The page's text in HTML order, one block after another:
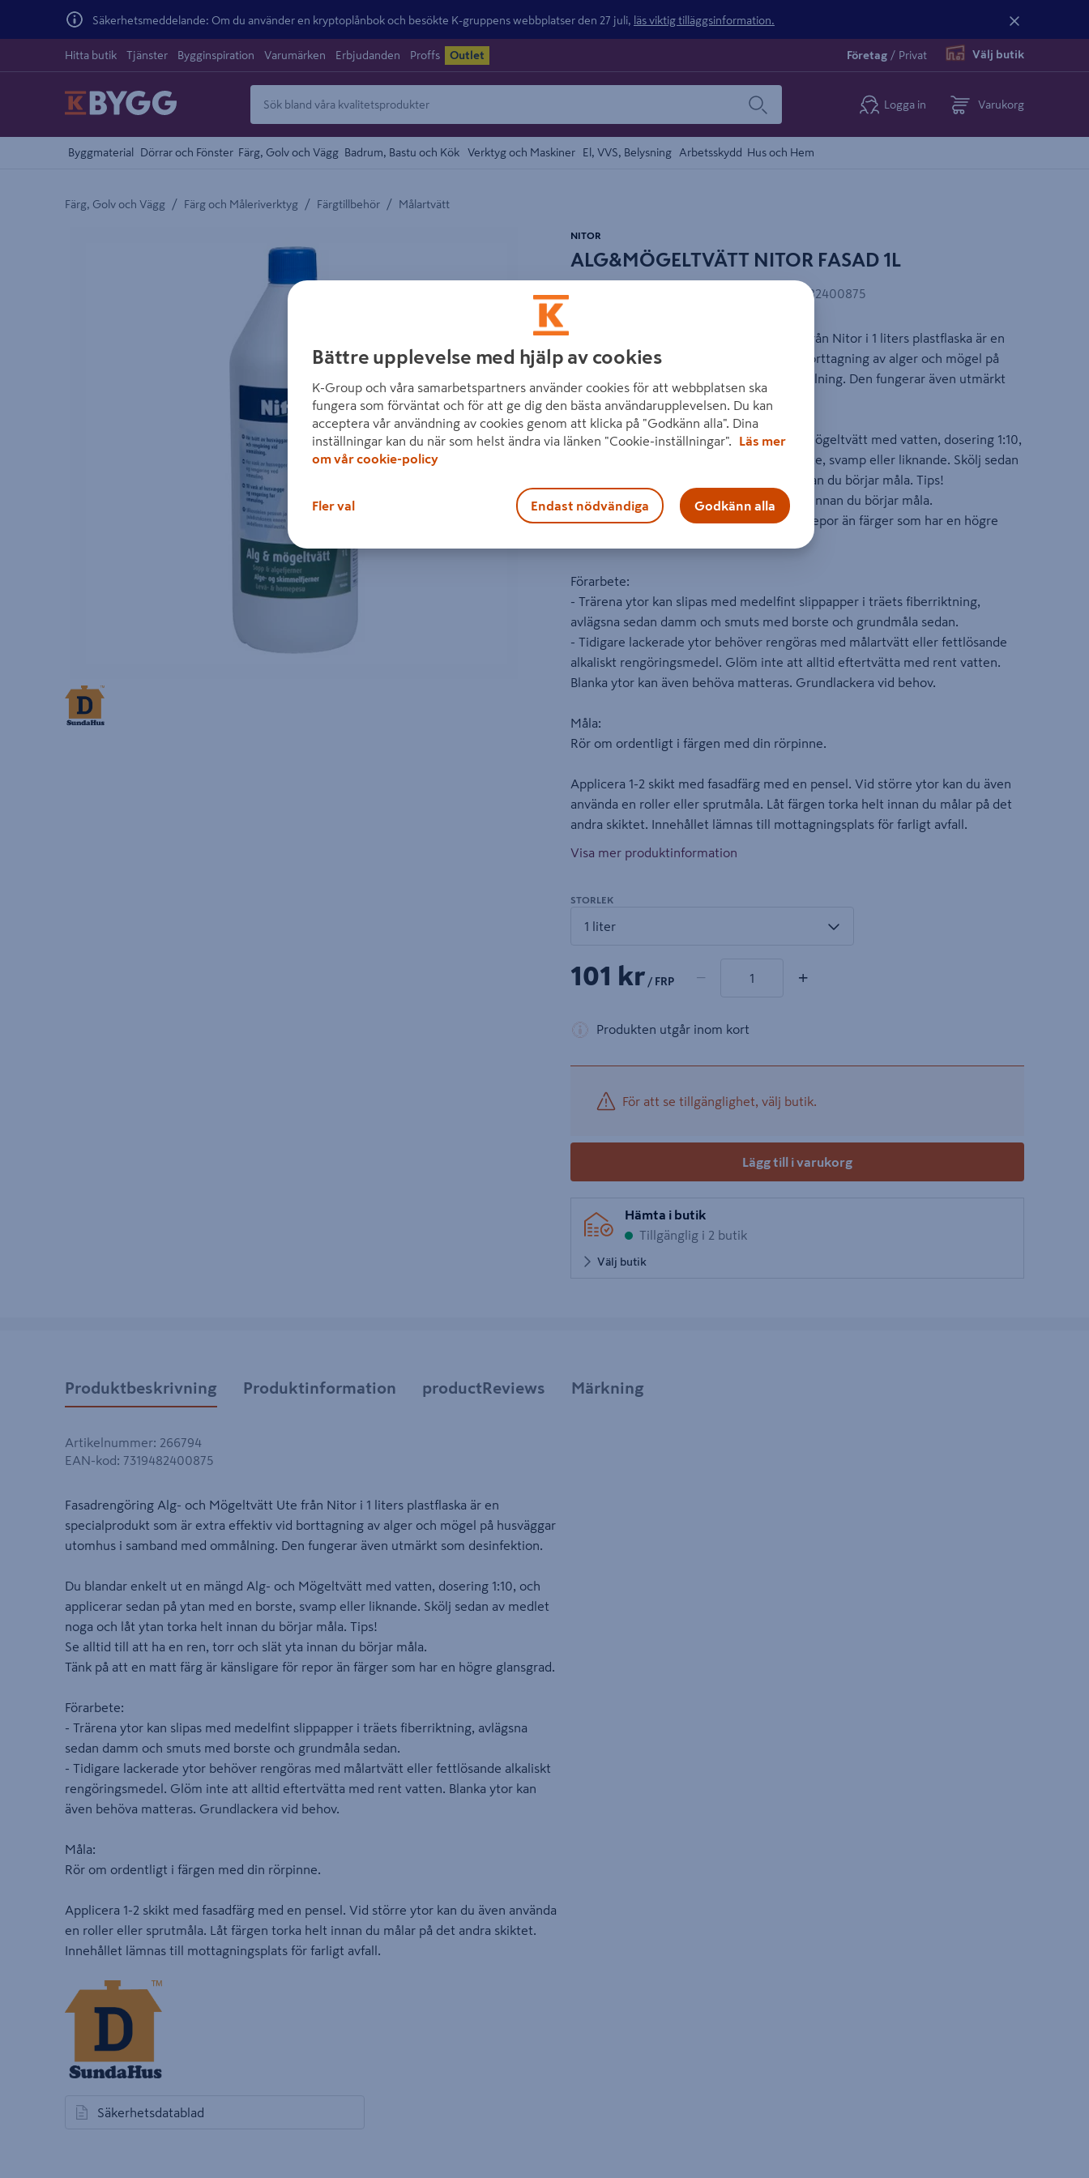
Säkerhetsmeddelande: Om du använder en kryptoplånbok och besökte K-gruppens webbplatser den 27 juli, läs viktig tilläggsinformation.
Hitta butik Tjänster Bygginspiration Varumärken Erbjudanden Proffs Outlet Företag / Privat Välj butik
Logga in Varukorg
Byggmaterial Dörrar och Fönster Färg, Golv och Vägg Badrum, Bastu och Kök Verktyg och Maskiner El, VVS, Belysning Arbetsskydd Hus och Hem
Färg, Golv och Vägg / Färg och Måleriverktyg / Färgtillbehör / Målartvätt
ALG&MÖGELTVÄTT NITOR FASAD 1L
NITOR
7319482400875
Fasadrengöring Alg- och Mögeltvätt Ute från Nitor i 1 liters plastflaska är en
specialprodukt som är extra effektiv vid borttagning av alger och mögel på
husväggar utomhus i samband med ommålning. Den fungerar även utmärkt
som desinfektion.
Du blandar enkelt ut en mängd Alg- och Mögeltvätt med vatten, dosering 1:10,
och applicerar sedan på ytan med en borste, svamp eller liknande. Skölj sedan
av medlet noga och låt ytan torka helt innan du börjar måla. Tips!
Se alltid till att ha en ren, torr och slät yta innan du börjar måla.
Tänk på att en matt färg är känsligare för repor än färger som har en högre
Förarbete:
- Trärena ytor kan slipas med medelfint slippapper i träets fiberriktning,
avlägsna sedan damm och smuts med borste och grundmåla sedan.
- Tidigare lackerade ytor behöver rengöras med målartvätt eller fettlösande
alkaliskt rengöringsmedel. Glöm inte att alltid eftertvätta med rent vatten.
Blanka ytor kan även behöva matteras. Grundlackera vid behov.
Måla:
Rör om ordentligt i färgen med din rörpinne.
Applicera 1-2 skikt med fasadfärg med en pensel. Vid större ytor kan du även
använda en roller eller sprutmåla. Låt färgen torka helt innan du målar på det
andra skiktet. Innehållet lämnas till mottagningsplats för farligt avfall.
Visa mer produktinformation
STORLEK
101 kr / FRP − +
Produkten utgår inom kort
För att se tillgänglighet, välj butik.
Lägg till i varukorg
Hämta i butik
Tillgänglig i 2 butik
Välj butik
Produktbeskrivning Produktinformation productReviews Märkning
Artikelnummer: 266794
EAN-kod: 7319482400875
Fasadrengöring Alg- och Mögeltvätt Ute från Nitor i 1 liters plastflaska är en
specialprodukt som är extra effektiv vid borttagning av alger och mögel på husväggar
utomhus i samband med ommålning. Den fungerar även utmärkt som desinfektion.
Du blandar enkelt ut en mängd Alg- och Mögeltvätt med vatten, dosering 1:10, och
applicerar sedan på ytan med en borste, svamp eller liknande. Skölj sedan av medlet
noga och låt ytan torka helt innan du börjar måla. Tips!
Se alltid till att ha en ren, torr och slät yta innan du börjar måla.
Tänk på att en matt färg är känsligare för repor än färger som har en högre glansgrad.
Förarbete:
- Trärena ytor kan slipas med medelfint slippapper i träets fiberriktning, avlägsna
sedan damm och smuts med borste och grundmåla sedan.
- Tidigare lackerade ytor behöver rengöras med målartvätt eller fettlösande alkaliskt
rengöringsmedel. Glöm inte att alltid eftertvätta med rent vatten. Blanka ytor kan
även behöva matteras. Grundlackera vid behov.
Måla:
Rör om ordentligt i färgen med din rörpinne.
Applicera 1-2 skikt med fasadfärg med en pensel. Vid större ytor kan du även använda
en roller eller sprutmåla. Låt färgen torka helt innan du målar på det andra skiktet.
Innehållet lämnas till mottagningsplats för farligt avfall.
Säkerhetsdatablad
öppnas i en ny flik
Bättre upplevelse med hjälp av cookies
K-Group och våra samarbetspartners använder cookies för att webbplatsen ska
fungera som förväntat och för att ge dig den bästa användarupplevelsen. Du kan
acceptera vår användning av cookies genom att klicka på "Godkänn alla". Dina
inställningar kan du när som helst ändra via länken "Cookie-inställningar".
Läs mer
om vår cookie-policy
Fler val Endast nödvändiga Godkänn alla